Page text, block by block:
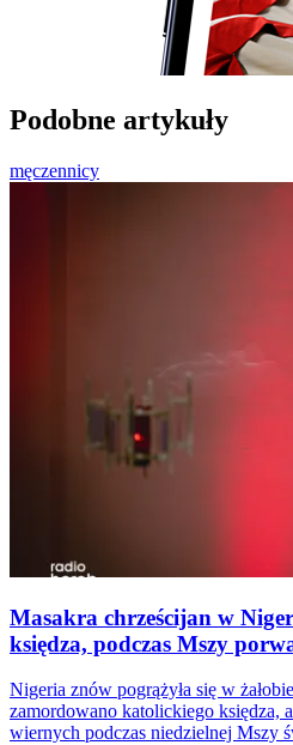
Podobne artykuły
męczennicy
Masakra chrześcijan w
księdza, podczas Mszy
Nigeria znów pogrążyła się w
zamordowano katolickiego księdza,
wiernych podczas niedzielnej Mszy